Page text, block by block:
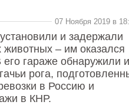
07 Ноября 2019 в
и задержали
животных – им оказался
гараже обнаружили и
рога,
в Россию и
в КНР.